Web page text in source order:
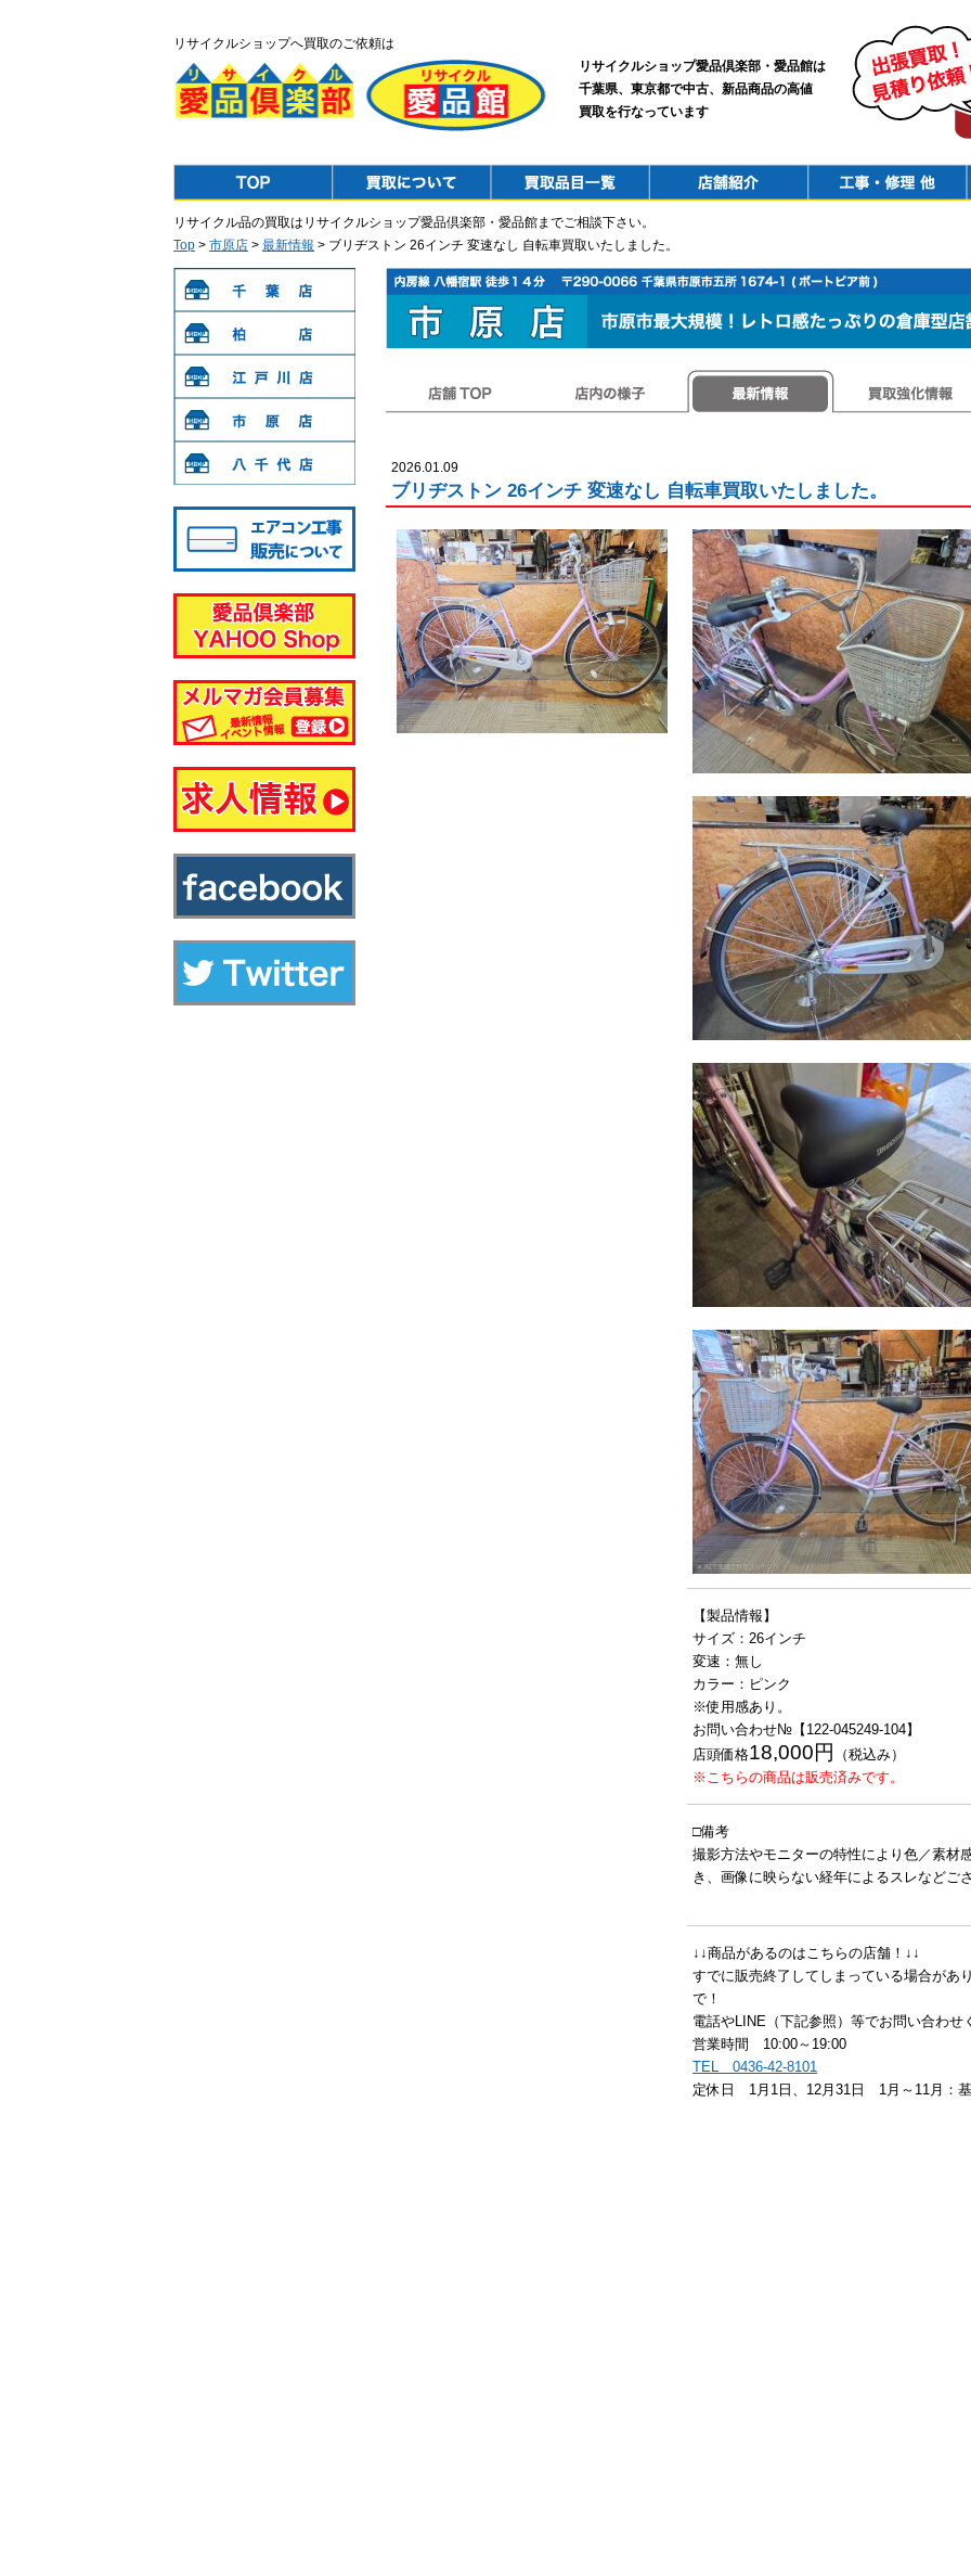
リサイクルショップへ買取のご依頼は
リサイクルショップ愛品倶楽部・愛品館は
千葉県、東京都で中古、新品商品の高値
買取を行なっています
リサイクル品の買取はリサイクルショップ愛品倶楽部・愛品館までご相談下さい。
Top > 市原店 > 最新情報 > ブリヂストン 26インチ 変速なし 自転車買取いたしました。
2026.01.09
ブリヂストン 26インチ 変速なし 自転車買取いたしました。
【製品情報】
サイズ：26インチ
変速：無し
カラー：ピンク
※使用感あり。
お問い合わせ№【122-045249-104】
店頭価格18,000円
（税込み）
※こちらの商品は販売済みです。
□備考
撮影方法やモニターの特性により色／素材
き、画像に映らない経年によるスレなどご
↓↓商品があるのはこちらの店舗！↓↓
すでに販売終了してしまっている場合があ
で！
電話やLINE（下記参照）等でお問い合わせ
営業時間 10:00～19:00
TEL 0436-42-8101
定休日 1月1日、12月31日 1月～11月：基